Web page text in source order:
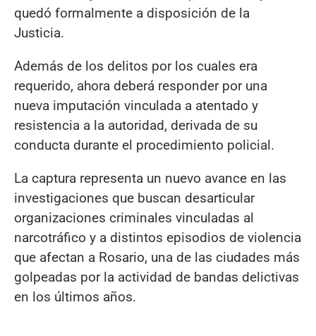
quedó formalmente a disposición de la
Justicia.
Además de los delitos por los cuales era
requerido, ahora deberá responder por una
nueva imputación vinculada a atentado y
resistencia a la autoridad, derivada de su
conducta durante el procedimiento policial.
La captura representa un nuevo avance en las
investigaciones que buscan desarticular
organizaciones criminales vinculadas al
narcotráfico y a distintos episodios de violencia
que afectan a Rosario, una de las ciudades más
golpeadas por la actividad de bandas delictivas
en los últimos años.